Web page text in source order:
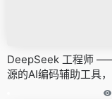
DeepSeek 工程师
源的AI编码辅助工具
将用户对话转换成结